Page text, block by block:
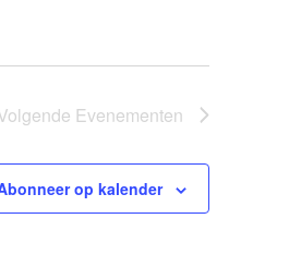
Evenementen
op kalender